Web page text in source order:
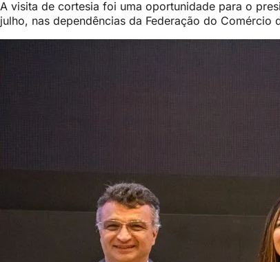
A visita de cortesia foi uma oportunidade para o
julho, nas dependências da Federação do Comércio